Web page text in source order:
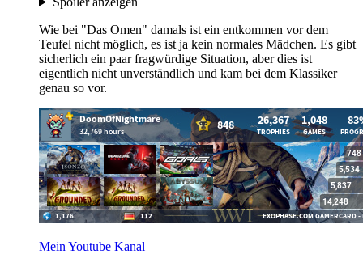
Wie bei "Das Omen" damals ist ein entkommen vor dem
Teufel nicht möglich, es ist ja kein normales Mädchen. Es gibt
sicherlich ein paar fragwürdige Situation, aber dies ist
eigentlich nicht unverständlich und kam bei dem Klassiker
genau so vor.
Mein Youtube Kanal